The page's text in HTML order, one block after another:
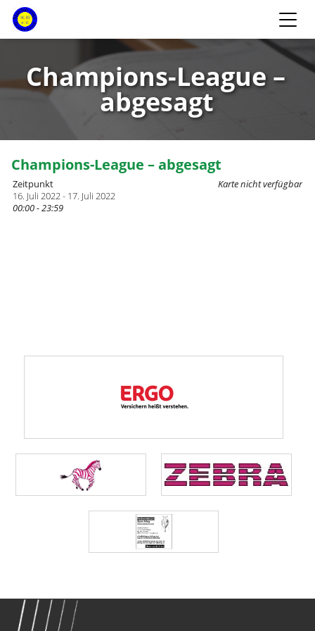
Champions-League –
abgesagt
Champions-League – abgesagt
Karte nicht verfügbar
Zeitpunkt
16. Juli 2022 - 17. Juli 2022
00:00 - 23:59